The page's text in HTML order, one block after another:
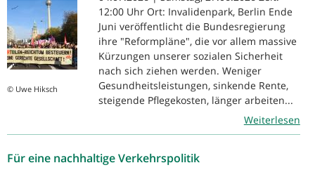
© Uwe Hiksch
12:00 Uhr Ort: Invalidenpark, Berlin Ende
Juni veröffentlicht die Bundesregierung
ihre "Reformpläne", die vor allem massive
Kürzungen unserer sozialen Sicherheit
nach sich ziehen werden. Weniger
Gesundheitsleistungen, sinkende Rente,
steigende Pflegekosten, länger arbeiten...
Weiterlesen
Für eine nachhaltige Verkehrspolitik